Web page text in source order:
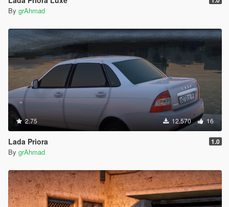
By grAhmad
2.75 12.570 16
Lada Priora 1.0
By grAhmad